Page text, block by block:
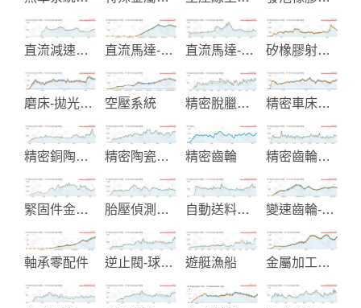
直流減速馬達 直流馬達-伺服馬達 直流馬達-行星齒減速箱 矽橡膠射出成型
磨床-拋光-拉床自動化加工設備 空壓系統 精密脫臘鑄造製造 精密車床機器
精密銅陶瓷閥芯 精密陶瓷零件製造 精密齒輪 精密齒輪製造
緊固件金屬零件加工 胎壓偵測系統 自動送料機及自動化送料設備 變速齒輪-機械齒輪
軸承零配件 逆止閥-球閥-蝶閥 遊艇漁船 金屬加工切削刀具